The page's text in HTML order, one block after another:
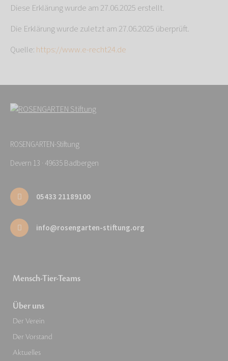
Diese Erklärung wurde am 27.06.2025 erstellt.
Die Erklärung wurde zuletzt am 27.06.2025 überprüft.
Quelle: https://www.e-recht24.de
ROSENGARTEN-Stiftung
Devern 13 · 49635 Badbergen
05433 21189100
info@rosengarten-stiftung.org
Mensch-Tier-Teams
Über uns
Der Verein
Der Vorstand
Aktuelles